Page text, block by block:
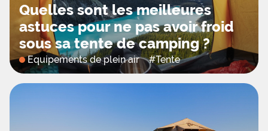
Quelles sont les meilleures
astuces pour ne pas avoir froid
sous sa tente de camping ?
Equipements de plein air #Tente